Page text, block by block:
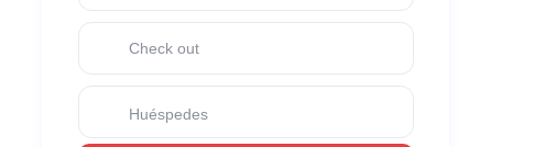
Huéspedes